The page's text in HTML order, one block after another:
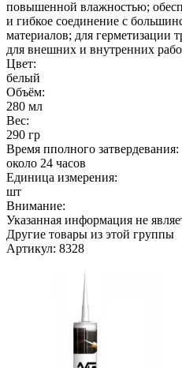
повышенной влажностью;
и гибкое соединение с
материалов; для герметизации
для внешних и внутренних
Цвет:
белый
Объём:
280 мл
Вес:
290 гр
Время пполного затвердевания:
около 24 часов
Единица измерения:
шт
Внимание:
Указанная информация не
Другие товары из этой группы
Артикул: 8328